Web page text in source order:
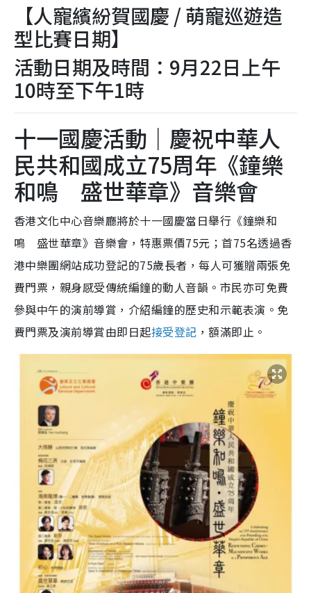
【人寵繽紛賀國慶 / 萌寵巡遊造
型比賽日期】
活動日期及時間：9月22日上午
10時至下午1時
十一國慶活動｜慶祝中華人
民共和國成立75周年《鐘樂
和鳴 盛世華章》音樂會
香港文化中心音樂廳將於十一國慶當日舉行《鐘樂和
鳴 盛世華章》音樂會，特惠票價75元；首75名透過香
港中樂團網站成功登記的75歲長者，每人可獲贈兩張免
費門票，親身感受傳統編鐘的動人音韻。市民亦可免費
參與中午的演前導賞，介紹編鐘的歷史和示範表演。免
費門票及演前導賞由即日起接受登記 ，額滿即止。